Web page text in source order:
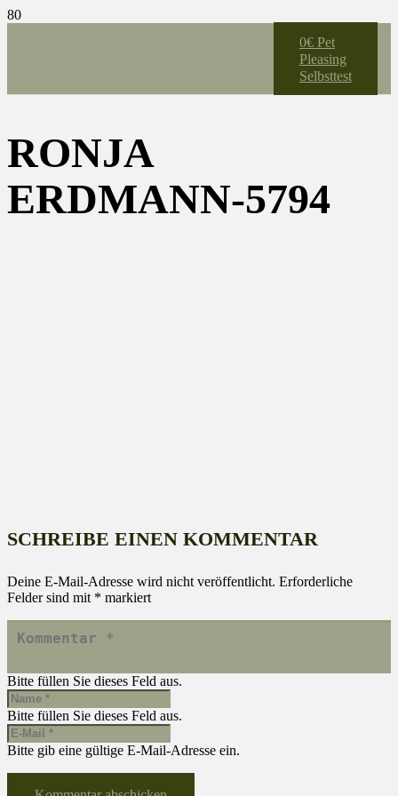
0€ Pet
Pleasing
Selbsttest
RONJA
ERDMANN-5794
SCHREIBE EINEN KOMMENTAR
Deine E-Mail-Adresse wird nicht veröffentlicht. Erforderliche
Felder sind mit * markiert
Bitte füllen Sie dieses Feld aus.
Bitte füllen Sie dieses Feld aus.
Bitte gib eine gültige E-Mail-Adresse ein.